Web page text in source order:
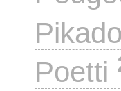
Poetti